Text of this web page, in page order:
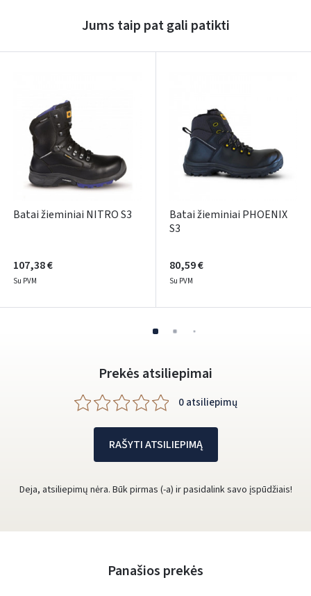
Jums taip pat gali patikti
Batai žieminiai NITRO S3
107,38 €
Su PVM
Batai žieminiai PHOENIX
S3
80,59 €
Su PVM
Prekės atsiliepimai
0 atsiliepimų
RAŠYTI ATSILIEPIMĄ
Deja, atsiliepimų nėra. Būk pirmas (-a) ir pasidalink savo įspūdžiais!
Panašios prekės
Dar neturite paskyros? Registruokites